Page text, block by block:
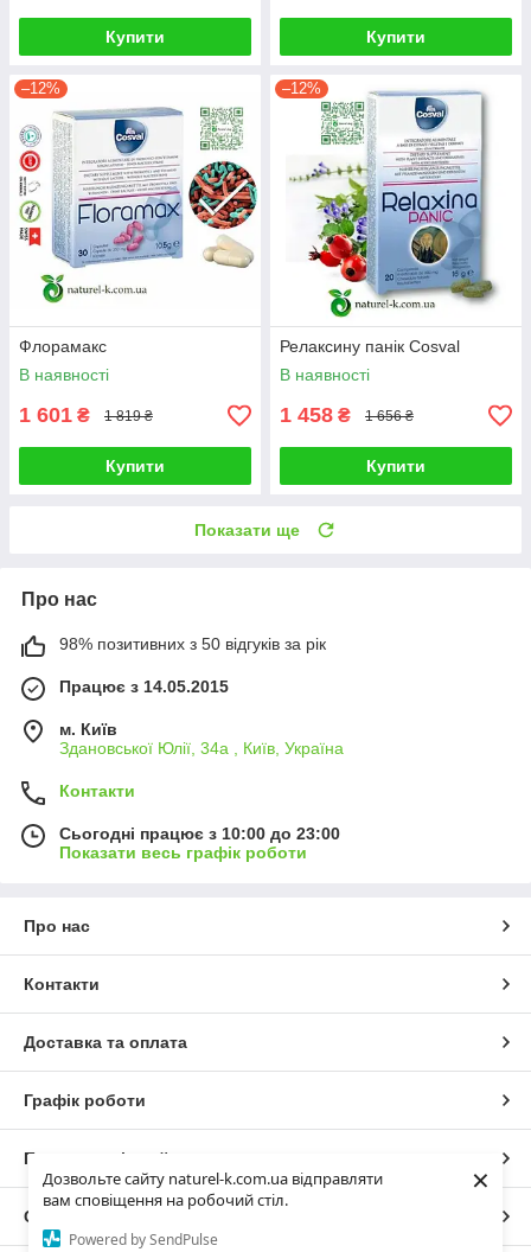
Дозвольте сайту naturel-k.com.ua відправляти
вам сповіщення на робочий стіл.
Powered by SendPulse
×
Купити Купити
–12%
Флорамакс
В наявності
1 601 ₴ 1 819 ₴
Купити
–12%
Релаксину панік Cosval
В наявності
1 458 ₴ 1 656 ₴
Купити
Показати ще
Про нас
98% позитивних з 50 відгуків за рік
Працює з 14.05.2015
м. Київ
Здановської Юлії, 34а , Київ, Україна
Контакти
Сьогодні працює з 10:00 до 23:00
Показати весь графік роботи
Про нас
Контакти
Доставка та оплата
Графік роботи
Повна версія сайту
Сайт створено на маркетплейсі